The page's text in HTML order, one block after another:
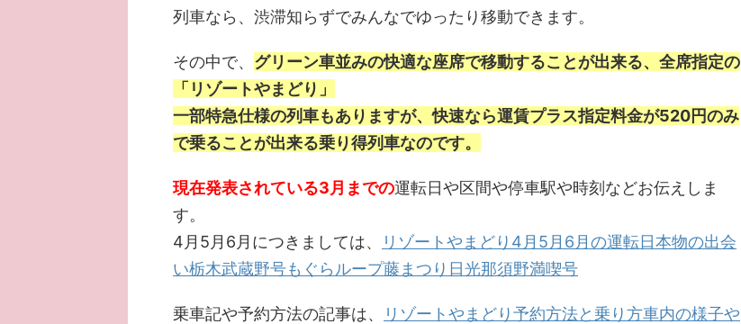
列車なら、渋滞知らずでみんなでゆったり移動できます。
その中で、 グリーン車並みの快適な座席で移動することが出来る、全席指定の
「リゾートやまどり」
一部特急仕様の列車もありますが、快速なら運賃プラス指定料金が520円のみ
で乗ることが出来る乗り得列車なのです。
現在発表されている3月までの運転日や区間や停車駅や時刻などお伝えしま
す。
4月5月6月につきましては、
リゾートやまどり4月5月6月の運転日本物の出会
い栃木武蔵野号もぐらループ藤まつり日光那須野満喫号
乗車記や予約方法の記事は、
リゾートやまどり予約方法と乗り方車内の様子や